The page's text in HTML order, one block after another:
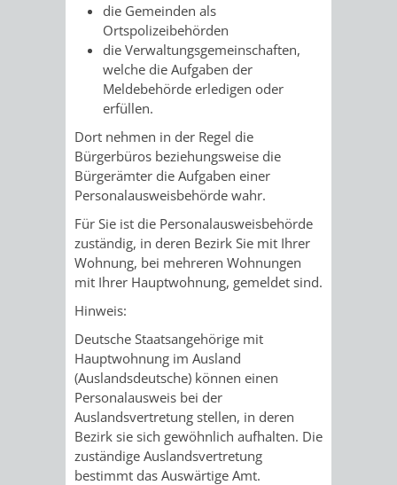
WIEDERVERMIETUNGSPRÄMIE
FÜR
FÜR
die Gemeinden als
Ortspolizeibehörden
die Verwaltungsgemeinschaften,
welche die Aufgaben der
Meldebehörde erledigen oder
erfüllen.
Dort nehmen in der Regel die
Bürgerbüros beziehungsweise die
Bürgerämter die Aufgaben einer
Personalausweisbehörde wahr.
Für Sie ist die Personalausweisbehörde
zuständig, in deren Bezirk Sie mit Ihrer
Wohnung, bei mehreren Wohnungen
mit Ihrer Hauptwohnung, gemeldet sind.
Hinweis:
Deutsche Staatsangehörige mit
Hauptwohnung im Ausland
(Auslandsdeutsche) können einen
Personalausweis bei der
Auslandsvertretung stellen, in deren
Bezirk sie sich gewöhnlich aufhalten. Die
zuständige Auslandsvertretung
bestimmt das Auswärtige Amt.